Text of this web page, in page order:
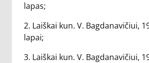
lapas;
2. Laiškai kun. V. Bagdanavičiui,
lapai;
3. Laiškai kun. V. Bagdanavičiui,